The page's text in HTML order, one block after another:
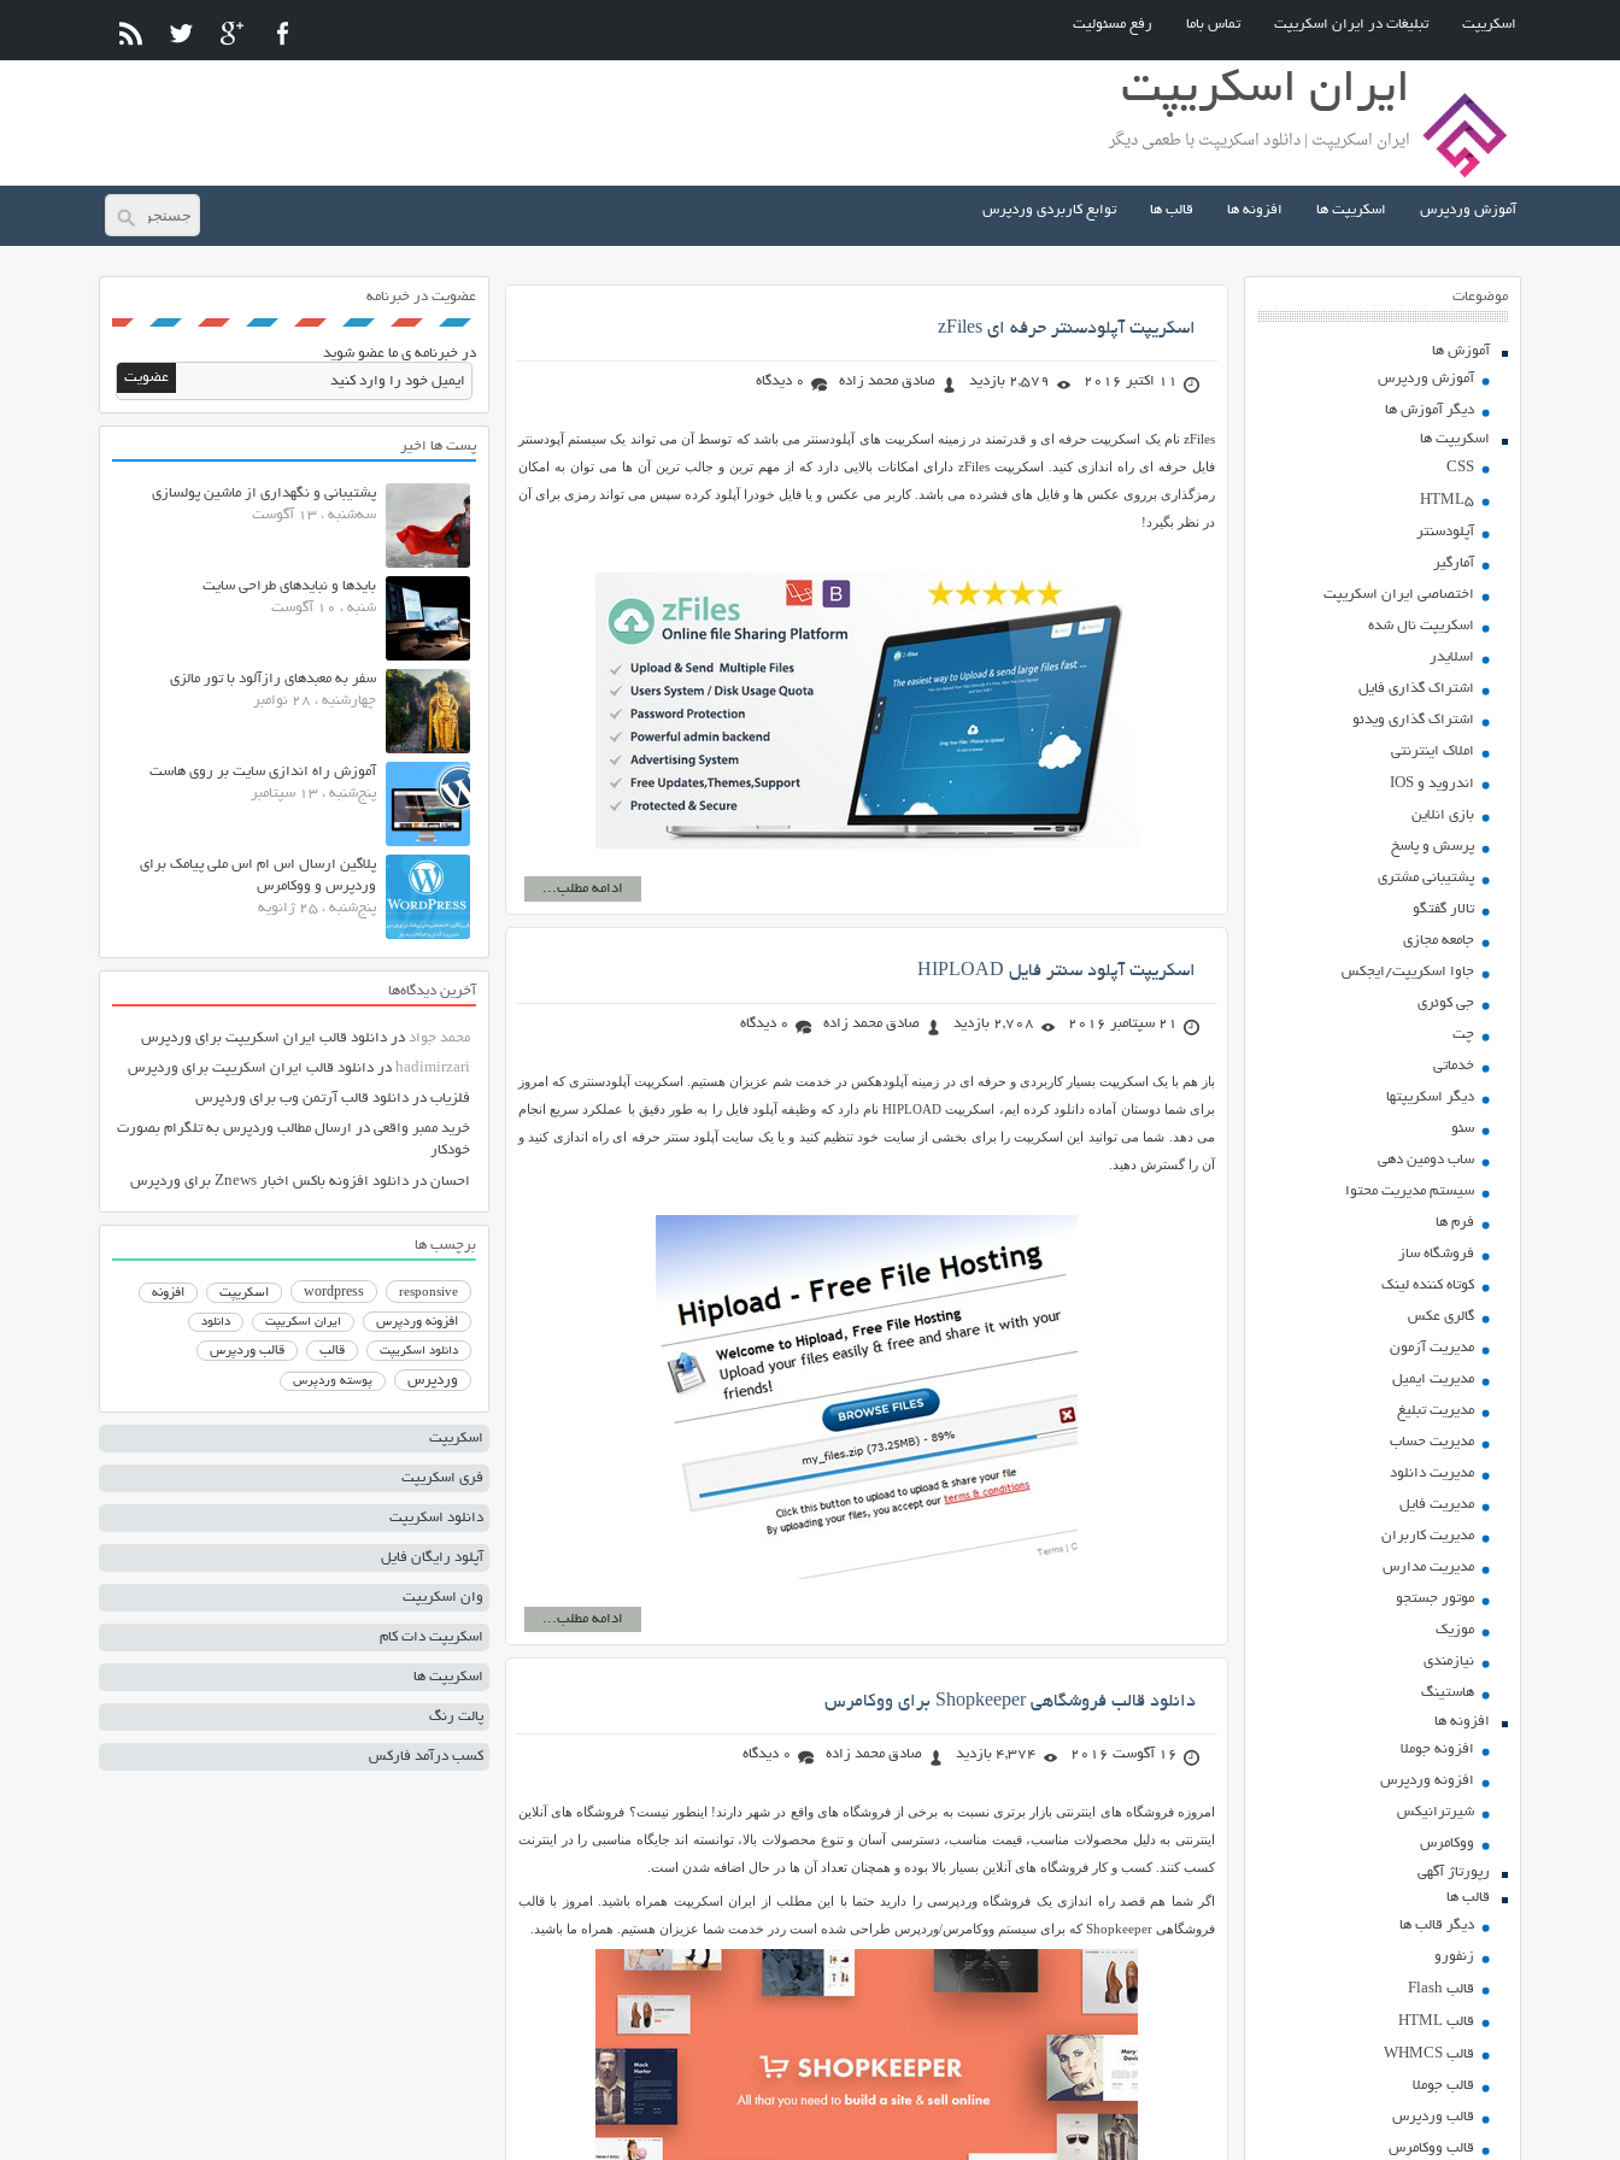
اسکریپت تبلیغات در ایران اسکریپت تماس باما رفع مسئولیت
ایران اسکریپت
ایران اسکریپت | دانلود اسکریپت با طعمی دیگر
آموزش وردپرس اسکریپت ها افزونه ها قالب ها توابع کاربردی وردپرس
موضوعات
آموزش ها
آموزش وردپرس
دیگر آموزش ها
اسکریپت ها
CSS
HTML5
آپلودسنتر
آمارگیر
اختصاصی ایران اسکریپت
اسکریپت نال شده
اسلایدر
اشتراك گذاري فايل
اشتراک گذاری ویدئو
املاک اینترنتی
اندروید و IOS
بازي انلاين
پرسش و پاسخ
پشتیبانی مشتری
تالار گفتگو
جامعه مجازی
جاوا اسکریپت/ایجکس
جی کوئری
چت
خدماتی
ديگر اسكريپتها
سئو
ساب دومین دهی
سیستم مدیریت محتوا
فرم ها
فروشگاه ساز
کوتاه کننده لینک
گالری عکس
مدیریت آزمون
مدیریت ایمیل
مدیریت تبلیغ
مدیریت حساب
مدیریت دانلود
مدیریت فایل
مدیریت کاربران
مدیریت مدارس
موتور جستجو
موزیک
نیازمندی
هاستينگ
افزونه ها
افزونه جوملا
افزونه وردپرس
شیرترانیکس
ووکامرس
رپورتاژ آگهی
قالب ها
دیگر قالب ها
زنفورو
قالب Flash
قالب HTML
قالب WHMCS
قالب جوملا
قالب وردپرس
قالب ووکامرس
اسکریپت آپلودسنتر حرفه ای zFiles
11 اکتبر 2016 2,579 بازدید صادق محمد زاده 0 دیدگاه
zFiles نام یک اسکریپت حرفه ای و قدرتمند در زمینه اسکریپت های آپلودسنتر می باشد که توسط آن می تواند یک سیستم آپودسنتر
فایل حرفه ای راه اندازی کنید. اسکریپت zFiles دارای امکانات بالایی دارد که از مهم ترین و جالب ترین آن ها می توان به امکان
رمزگذاری برروی عکس ها و فایل های فشرده می باشد. کاربر می عکس و یا فایل خودرا آپلود کرده سپس می تواند رمزی برای آن
در نظر بگیرد!
ادامه مطلب...
اسکریپت آپلود سنتر فایل HIPLOAD
21 سپتامبر 2016 2,708 بازدید صادق محمد زاده 0 دیدگاه
باز هم با یک اسکریپت بسیار کاربردی و حرفه ای در زمینه آپلودهکس در خدمت شم عزیزان هستیم. اسکریپت آپلودسنتری که امروز
برای شما دوستان آماده دانلود کرده ایم، اسکریپت HIPLOAD نام دارد که وظیفه آپلود فایل را به طور دقیق با عملکرد سریع انجام
می دهد. شما می توانید این اسکریپت را برای بخشی از سایت خود تنظیم کنید و یا یک سایت آپلود سنتر حرفه ای راه اندازی کنید و
آن را گسترش دهید.
ادامه مطلب...
دانلود قالب فروشگاهی Shopkeeper برای ووکامرس
16 آگوست 2016 4,374 بازدید صادق محمد زاده 0 دیدگاه
امروزه فروشگاه های اینترنتی بازار برتری نسبت به برخی از فروشگاه های واقع در شهر دارند! اینطور نیست؟ فروشگاه های آنلاین
اینترنتی به دلیل محصولات مناسب، قیمت مناسب، دسترسی آسان و تنوع محصولات بالا، توانسته اند جایگاه مناسبی را در اینترنت
کسب کنند. کسب و کار فروشگاه های آنلاین بسیار بالا بوده و همچنان تعداد آن ها در حال اضافه شدن است.
اگر شما هم قصد راه اندازی یک فروشگاه وردپرسی را دارید حتما با این مطلب از ایران اسکریپت همراه باشید. امروز با قالب
فروشگاهی Shopkeeper که برای سیستم ووکامرس/وردپرس طراحی شده است ردر خدمت شما عزیزان هستیم. همراه ما باشید.
عضویت در خبرنامه
در خبرنامه ی ما عضو شوید
پست ها اخیر
پشتیبانی و نگهداری از ماشین پولسازی
سه‌شنبه ، 13 آگوست
بایدها و نبایدهای طراحی سایت
شنبه ، 10 آگوست
سفر به معبدهای رازآلود با تور مالزی
چهارشنبه ، 28 نوامبر
آموزش راه اندازی سایت بر روی هاست
پنج‌شنبه ، 13 سپتامبر
پلاگین ارسال اس ام اس ملی پیامک برای
وردپرس و ووکامرس
پنج‌شنبه ، 25 ژانویه
آخرین دیدگاه‌ها
محمد جواد در دانلود قالب ایران اسکریپت برای وردپرس
hadimirzari در دانلود قالب ایران اسکریپت برای وردپرس
فلزیاب در دانلود قالب آرتمن وب برای وردپرس
خرید ممبر واقعی در ارسال مطالب وردپرس به تلگرام بصورت
خودکار
احسان در دانلود افزونه باکس اخبار Znews برای وردپرس
برچسب ها
responsive
wordpress اسکریپت
افزونه
افزونه وردپرس
ایران اسکریپت دانلود
دانلود اسکریپت قالب قالب وردپرس
وردپرس پوسته وردپرس
اسکریپت
فری اسکریپت
دانلود اسکریپت
آپلود رایگان فایل
وان اسکریپت
اسکریپت دات کام
اسکریپت ها
پالت رنگ
کسب درآمد فارکس